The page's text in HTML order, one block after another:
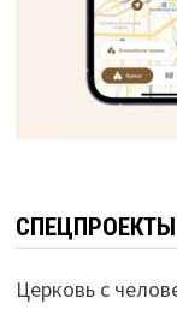
СПЕЦПРОЕКТЫ
Церковь с